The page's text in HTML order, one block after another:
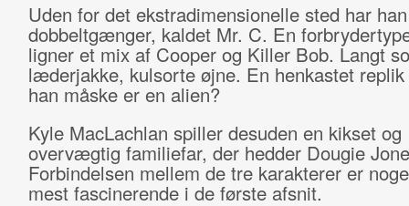
Uden for det ekstradimensionelle sted har
dobbeltgænger, kaldet Mr. C. En
ligner et mix af Cooper og Killer Bob. Langt
læderjakke, kulsorte øjne. En henkastet replik
han måske er en alien?
Kyle MacLachlan spiller desuden en kikset og
overvægtig familiefar, der hedder Dougie
Forbindelsen mellem de tre karakterer er
mest fascinerende i de første afsnit.